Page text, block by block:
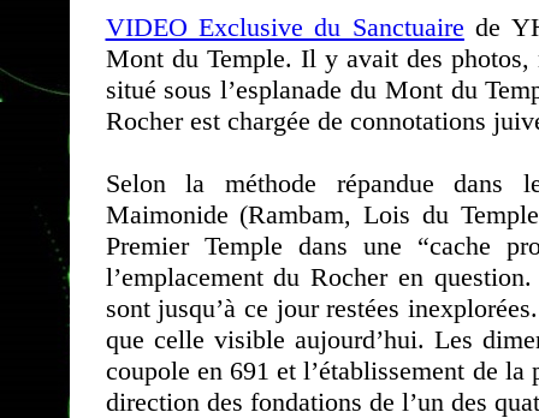
VIDEO Exclusive du Sanctuaire de
Mont du Temple. Il y avait des
situé sous l’esplanade du Mont du
Rocher est chargée de connotations
Selon la méthode répandue dans
Maimonide (Rambam, Lois du
Premier Temple dans une “cache
l’emplacement du Rocher en
sont jusqu’à ce jour restées
que celle visible aujourd’hui. Les
coupole en 691 et l’établissement de
direction des fondations de l’un des